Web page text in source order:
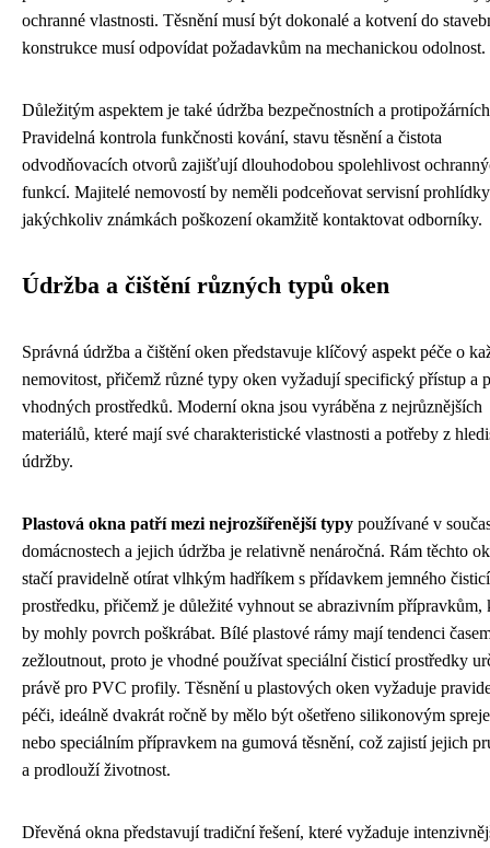
ochranné vlastnosti. Těsnění musí být dokonalé a kotvení do
konstrukce musí odpovídat požadavkům na mechanickou odolnost.
Důležitým aspektem je také údržba bezpečnostních a
Pravidelná kontrola funkčnosti kování, stavu těsnění a čistota
odvodňovacích otvorů zajišťují dlouhodobou spolehlivost
funkcí. Majitelé nemovostí by neměli podceňovat servisní
jakýchkoliv známkách poškození okamžitě kontaktovat odborníky.
Údržba a čištění různých typů oken
Správná údržba a čištění oken představuje klíčový aspekt péče o
nemovitost, přičemž různé typy oken vyžadují specifický přístup a
vhodných prostředků. Moderní okna jsou vyráběna z nejrůznějších
materiálů, které mají své charakteristické vlastnosti a potřeby z
údržby.
Plastová okna patří mezi nejrozšířenější typy používané v
domácnostech a jejich údržba je relativně nenáročná. Rám těchto
stačí pravidelně otírat vlhkým hadříkem s přídavkem jemného
prostředku, přičemž je důležité vyhnout se abrazivním přípravkům,
by mohly povrch poškrábat. Bílé plastové rámy mají tendenci
zežloutnout, proto je vhodné používat speciální čisticí prostředky
právě pro PVC profily. Těsnění u plastových oken vyžaduje
péči, ideálně dvakrát ročně by mělo být ošetřeno silikonovým
nebo speciálním přípravkem na gumová těsnění, což zajistí jejich
a prodlouží životnost.
Dřevěná okna představují tradiční řešení, které vyžaduje